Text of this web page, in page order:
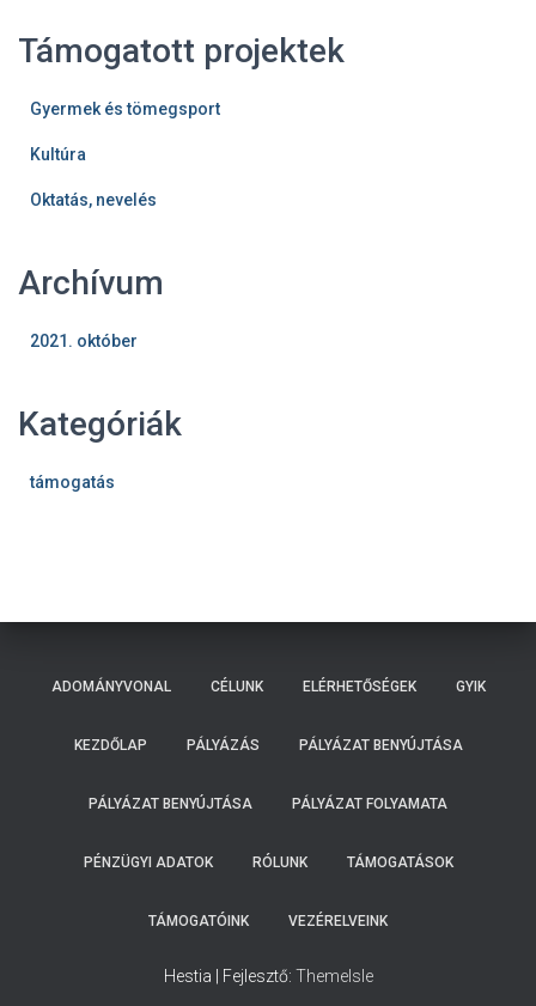
Támogatott projektek
Gyermek és tömegsport
Kultúra
Oktatás, nevelés
Archívum
2021. október
Kategóriák
támogatás
ADOMÁNYVONAL CÉLUNK ELÉRHETŐSÉGEK GYIK
KEZDŐLAP PÁLYÁZÁS PÁLYÁZAT BENYÚJTÁSA
PÁLYÁZAT BENYÚJTÁSA PÁLYÁZAT FOLYAMATA
PÉNZÜGYI ADATOK RÓLUNK TÁMOGATÁSOK
TÁMOGATÓINK VEZÉRELVEINK
Hestia | Fejlesztő: ThemeIsle